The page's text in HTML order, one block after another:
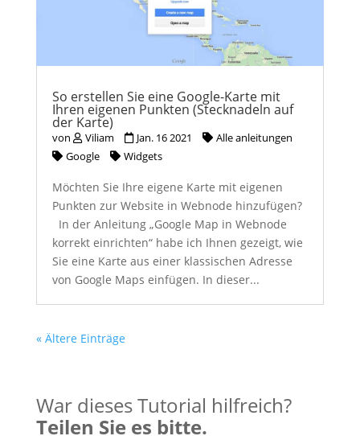
So erstellen Sie eine Google-Karte mit
Ihren eigenen Punkten (Stecknadeln auf
der Karte)
von Viliam Jan. 16 2021
Alle anleitungen
Google
Widgets
Möchten Sie Ihre eigene Karte mit eigenen
Punkten zur Website in Webnode hinzufügen?
In der Anleitung „Google Map in Webnode
korrekt einrichten“ habe ich Ihnen gezeigt, wie
Sie eine Karte aus einer klassischen Adresse
von Google Maps einfügen. In dieser...
« Ältere Einträge
War dieses Tutorial hilfreich?
Teilen Sie es bitte.